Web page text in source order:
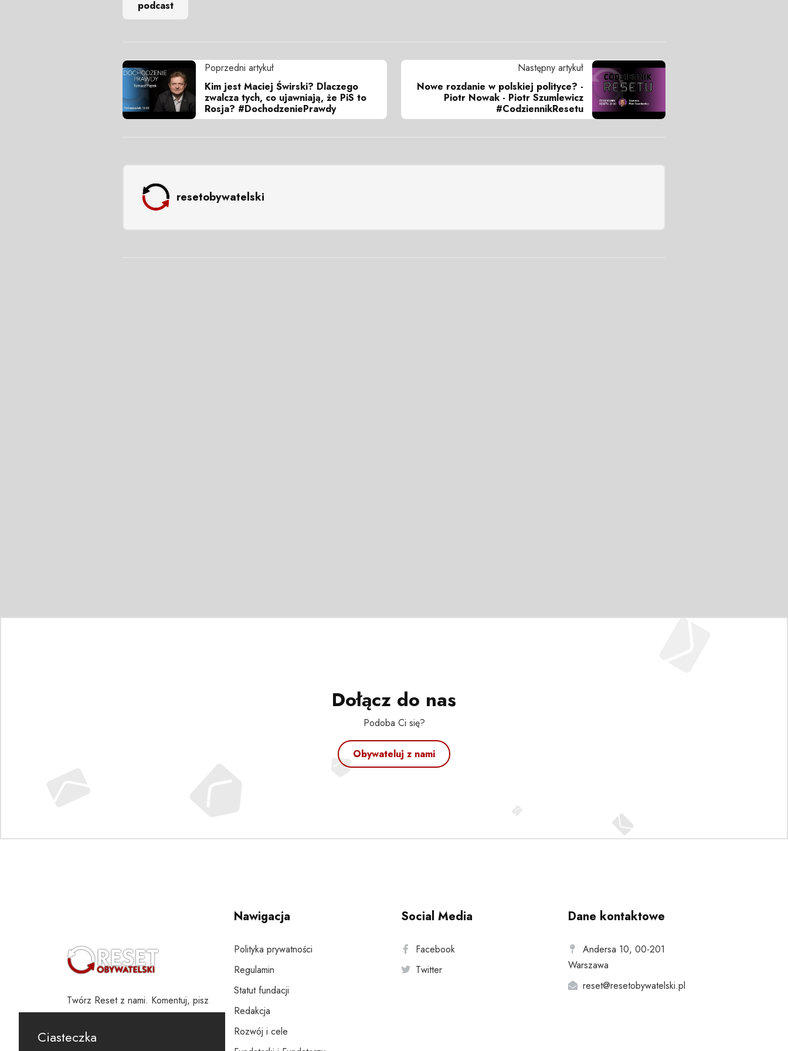
podcast
Poprzedni artykuł
Kim jest Maciej Świrski? Dlaczego
zwalcza tych, co ujawniają, że PiS to
Rosja? #DochodzeniePrawdy
Następny artykuł
Nowe rozdanie w polskiej polityce? -
Piotr Nowak - Piotr Szumlewicz
#CodziennikResetu
resetobywatelski
Dołącz do nas
Podoba Ci się?
Obywateluj z nami
Twórz Reset z nami. Komentuj, pisz
i wspieraj
Nawigacja
Polityka prywatności
Regulamin
Statut fundacji
Redakcja
Rozwój i cele
Social Media
Facebook
Twitter
Dane kontaktowe
Andersa 10, 00-201
Warszawa
reset@resetobywatelski.pl
Ciasteczka